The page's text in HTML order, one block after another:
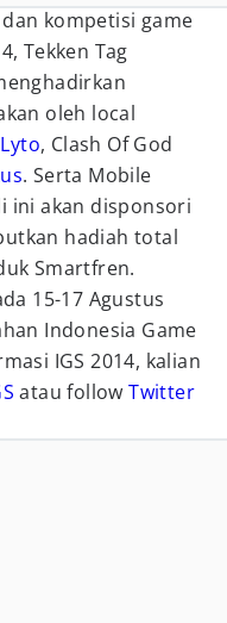
kompetisi game
Tekken Tag
oleh local
Lyto, Clash Of God
. Serta Mobile
ini akan disponsori
hadiah total
Smartfren.
15-17 Agustus
Indonesia Game
IGS 2014, kalian
atau followTwitter